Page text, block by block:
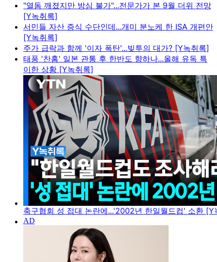
"열돔 깨졌지만 방심 불가"...전문가가 본 9월 더위 전망
[Y녹취록]
서민들 자산 증식 수단인데...개미 분노케 한 ISA 개편안
[Y녹취록]
주가 급락과 함께 '이자 폭탄'...빚투의 대가? [Y녹취록]
태풍 '찬홈' 일본 관통 후 한반도 향하나...올해 유독 특
이한 상황 [Y녹취록]
축구협회 성 접대 논란에...'2002년 한일월드컵' 소환 [Y